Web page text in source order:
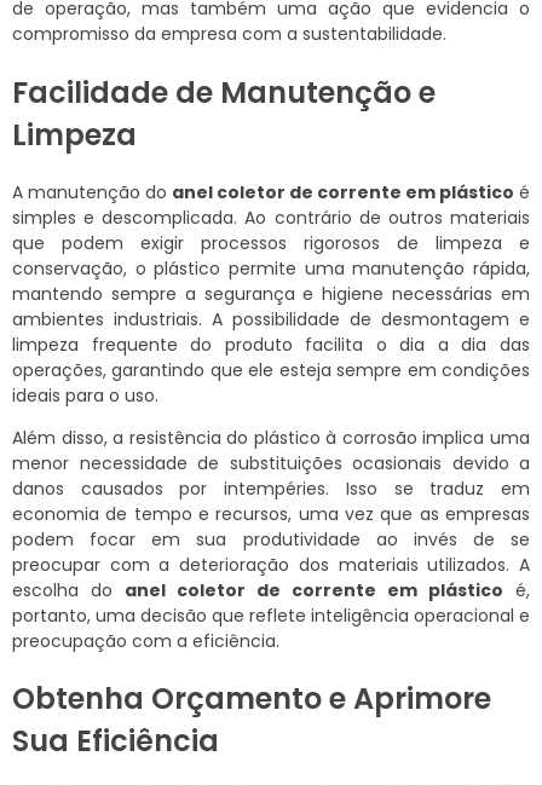
de operação, mas também uma ação que evidencia o
compromisso da empresa com a sustentabilidade.
Facilidade de Manutenção e
Limpeza
A manutenção do anel coletor de corrente em plástico é
simples e descomplicada. Ao contrário de outros materiais
que podem exigir processos rigorosos de limpeza e
conservação, o plástico permite uma manutenção rápida,
mantendo sempre a segurança e higiene necessárias em
ambientes industriais. A possibilidade de desmontagem e
limpeza frequente do produto facilita o dia a dia das
operações, garantindo que ele esteja sempre em condições
ideais para o uso.
Além disso, a resistência do plástico à corrosão implica uma
menor necessidade de substituições ocasionais devido a
danos causados por intempéries. Isso se traduz em
economia de tempo e recursos, uma vez que as empresas
podem focar em sua produtividade ao invés de se
preocupar com a deterioração dos materiais utilizados. A
escolha do anel coletor de corrente em plástico é,
portanto, uma decisão que reflete inteligência operacional e
preocupação com a eficiência.
Obtenha Orçamento e Aprimore
Sua Eficiência